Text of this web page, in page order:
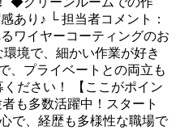
あり♪ └ 担当者コメント：
ワイヤーコーティングのお
境で、細かい作業が好き
、プライベートとの両立も
ださい！ 【ここがポイン
も多数活躍中！スタート
で、経歴も多様性な職場で